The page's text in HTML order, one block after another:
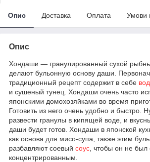
Опис Доставка Оплата Умови
Опис
Хондаши — гранулированный сухой
делают бульонную основу даши.
традиционный рецепт содержит в себе
и сушеный тунец. Хондаши очень часто
японскими домохозяйками во время
Готовить из него очень удобно и быстро.
развести гранулы в кипящей воде, и
даши будет готов. Хондаши в японской
как основа для мисо-супа, также этим
разбавляют соевый соус , чтобы он не
концентрированным.